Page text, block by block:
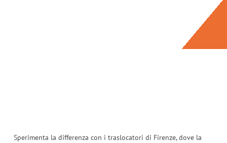
Sperimenta la differenza con i traslocatori di Firenze, dove la